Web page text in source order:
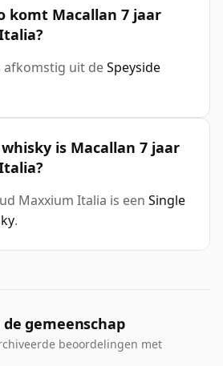
komt Macallan 7 jaar
afkomstig uit deSpeyside
is Macallan 7 jaar
Maxxium Italia is een Single
.
gemeenschap
beoordelingen met